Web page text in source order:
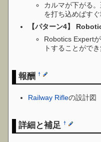
カルマが下がる
を打ち込めばすぐ
【パターン4】
Robotics Expert
トすることがで
報酬†
Railway Rifleの設計図
詳細と補足†